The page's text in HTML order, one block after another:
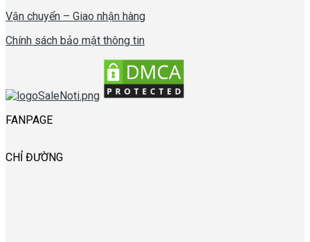
Vận chuyển – Giao nhận hàng
Chính sách bảo mật thông tin
FANPAGE
CHỈ ĐƯỜNG